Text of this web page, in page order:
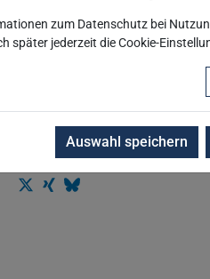
T
X
B
zum Datenschutz bei
später jederzeit die Cookie-
Auswahl speichern